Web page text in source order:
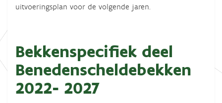
uitvoeringsplan voor de volgende jaren.
Bekkenspecifiek deel
Benedenscheldebekken
2022- 2027